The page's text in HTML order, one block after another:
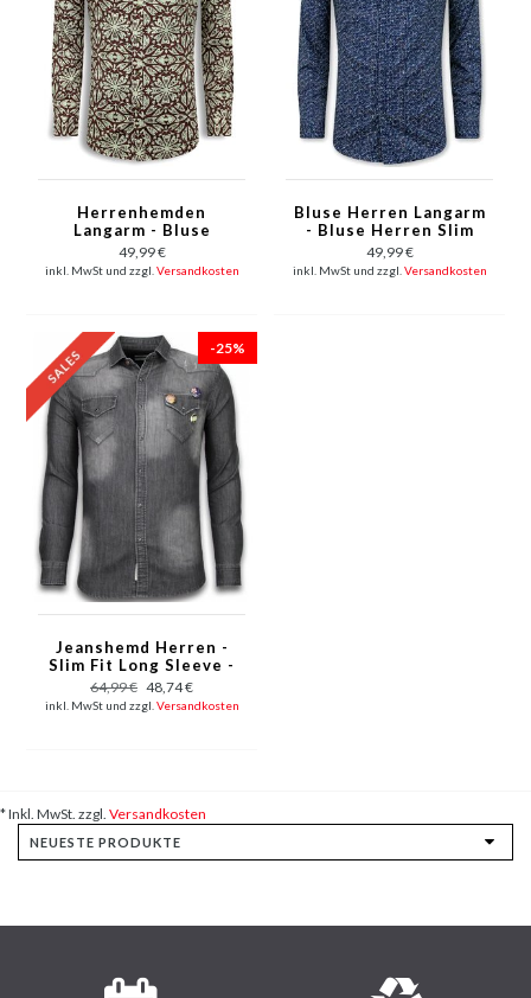
Herrenhemden
Langarm - Bluse
Herren Erwachsene -
Slim Fit - Bordeaux
49,99 €
inkl. MwSt und zzgl. Versandkosten
Bluse Herren Langarm
- Bluse Herren Slim
Fit - Blau
49,99 €
inkl. MwSt und zzgl. Versandkosten
-25%
Jeanshemd Herren -
Slim Fit Long Sleeve -
3 Buttons - Grau
64,99 € 48,74 €
inkl. MwSt und zzgl. Versandkosten
* Inkl. MwSt. zzgl. Versandkosten